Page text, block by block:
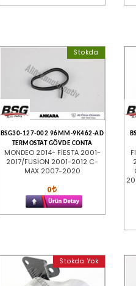
Stokda
BSG30-127-002 96MM-9K462-AD
TERMOSTAT GÖVDE CONTA
MONDEO 2014- FİESTA 2001-
2017/FUSİON 2001-2012 C-
MAX 2007-2020
0
Stokda Yok